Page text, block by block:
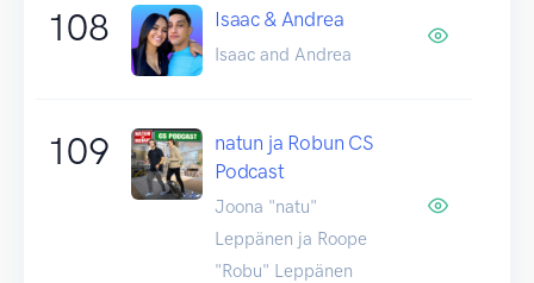
108 Isaac & Andrea
Isaac and Andrea
109
natun ja Robun CS
Podcast
Joona "natu"
Leppänen ja Roope
"Robu" Leppänen